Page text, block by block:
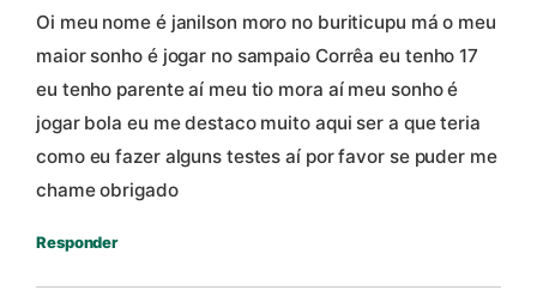
Oi meu nome é janilson moro no buriticupu má o meu
maior sonho é jogar no sampaio Corrêa eu tenho 17
eu tenho parente aí meu tio mora aí meu sonho é
jogar bola eu me destaco muito aqui ser a que teria
como eu fazer alguns testes aí por favor se puder me
chame obrigado
Responder